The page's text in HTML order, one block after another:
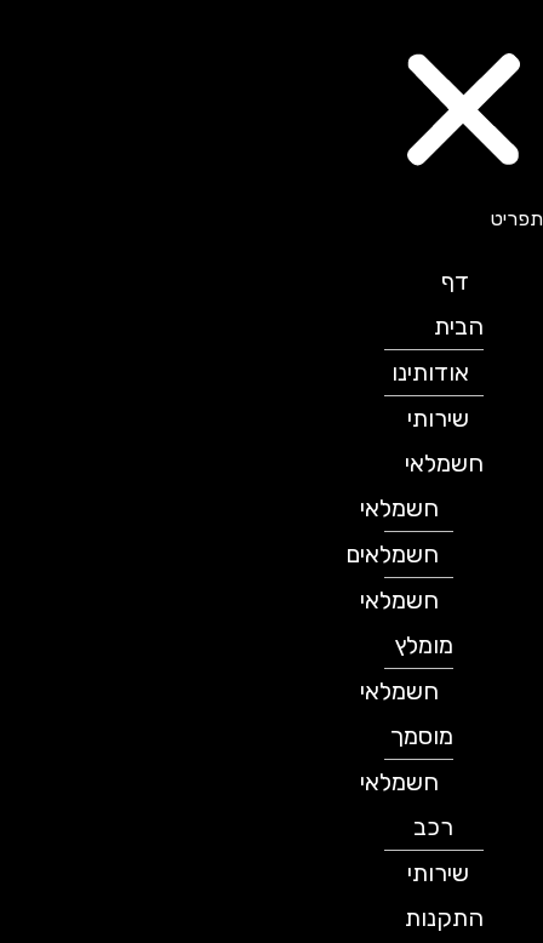
הבית
אודותינו
שירותי
חשמלאי
חשמלאי
חשמלאים
חשמלאי
מומלץ
חשמלאי
מוסמך
חשמלאי
שירותי
התקנות